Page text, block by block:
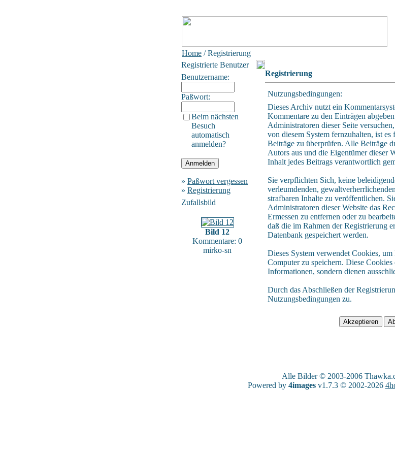
Home / Registrierung
Registrierte Benutzer
Benutzername:
Paßwort:
Beim nächsten
Besuch
automatisch
anmelden?
» Paßwort vergessen
» Registrierung
Zufallsbild
Bild 12
Kommentare: 0
mirko-sn
Registrierung
Nutzungsbedingungen:
Dieses Archiv nutzt ein
Kommentare zu den Einträgen
Administratoren dieser Seite
von diesem System fernzuhalten, ist
Beiträge zu überprüfen. Alle Beiträge
Autors aus und die Eigentümer dieser
Inhalt jedes Beitrags verantwortlich
Sie verpflichten Sich, keine
verleumdenden,
strafbaren Inhalte zu veröffentlichen.
Administratoren dieser Website das
Ermessen zu entfernen oder zu
daß die im Rahmen der Registrierung
Datenbank gespeichert werden.
Dieses System verwendet Cookies,
Computer zu speichern. Diese
Informationen, sondern dienen
Durch das Abschließen der
Nutzungsbedingungen zu.
Alle Bilder © 2003-2006
Powered by 4imagesv1.7.3 © 2002-2026